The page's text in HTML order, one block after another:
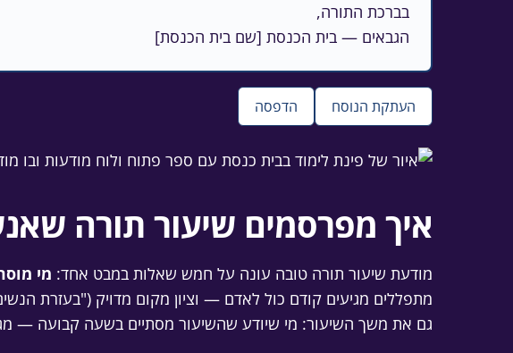
הגבאים — בית הכנסת [שם בית הכנסת]
העתקת הנוסח הדפסה
איך מפרסמים שיעור תורה
מודעת שיעור תורה טובה עונה על חמש שאלות במבט אחד: מי
מתפללים מגיעים קודם כול לאדם — וציון מקום מדויק ("בעזרת
גם את משך השיעור: מי שיודע שהשיעור מסתיים בשעה קבועה —